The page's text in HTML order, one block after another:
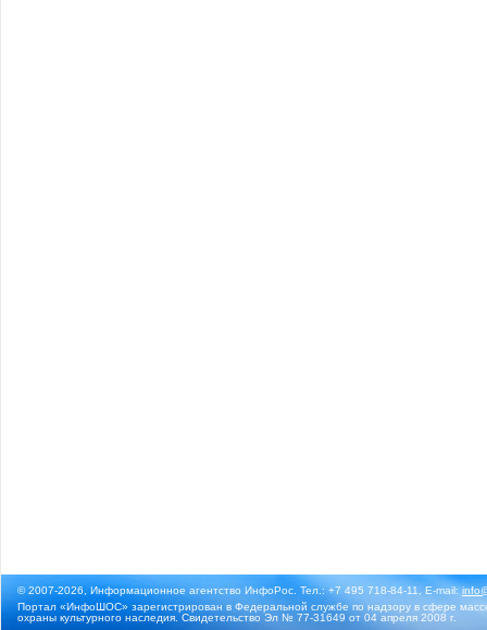
© 2007-2026, Информационное агентство ИнфоРос. Тел.: +7 495 718-84-11, E-mail:
Портал «ИнфоШОС» зарегистрирован в Федеральной службе по надзору в сфере
охраны культурного наследия. Свидетельство Эл № 77-31649 от 04 апреля 2008 г.